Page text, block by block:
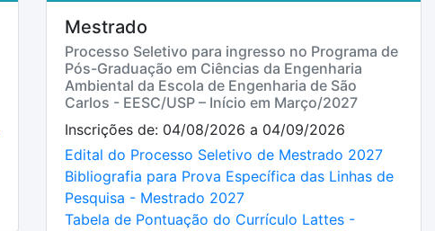
Mestrado
Processo Seletivo para ingresso no Programa de
Pós-Graduação em Ciências da Engenharia
Ambiental da Escola de Engenharia de São
Carlos - EESC/USP – Início em Março/2027
Inscrições de: 04/08/2026 a 04/09/2026
Edital do Processo Seletivo de Mestrado 2027
Bibliografia para Prova Específica das Linhas de
Pesquisa - Mestrado 2027
Tabela de Pontuação do Currículo Lattes -